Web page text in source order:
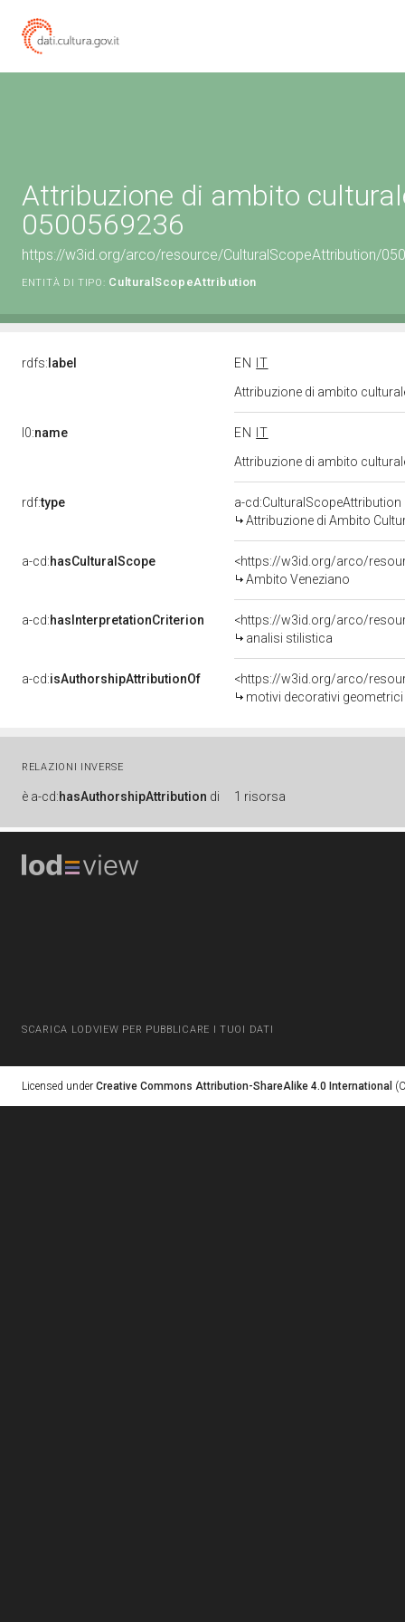
Attribuzione di ambito
0500569236
https://w3id.org/arco/resource/CulturalScopeAttribution/
ENTITÀ DI TIPO: CulturalScopeAttribution
rdfs: label EN
IT
Attribuzione di ambito
l0:name EN
IT
Attribuzione di ambito
rdf:type
a-cd:CulturalScopeAttribution
Attribuzione di Ambito
a-cd:hasCulturalScope
<https://w3id.org/arco/
Ambito Veneziano
a-cd:hasInterpretationCriterion
<https://w3id.org/arco/
analisi stilistica
a-cd:isAuthorshipAttributionOf
<https://w3id.org/arco/
motivi decorativi
RELAZIONI INVERSE
è a-cd:hasAuthorshipAttribution di 1 risorsa
SCARICA LODVIEW PER PUBBLICARE I TUOI DATI
Licensed under Creative Commons Attribution-ShareAlike 4.0 International